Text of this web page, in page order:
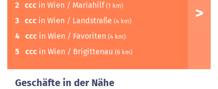
2 ccc in Wien / Mariahilf (1 km)
3 ccc in Wien / Landstraße (4 km)
4 ccc in Wien / Favoriten (4 km)
5 ccc in Wien / Brigittenau (6 km)
Geschäfte in der Nähe